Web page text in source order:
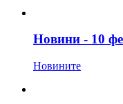
Новини - 10
Новините